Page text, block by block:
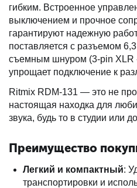
гибким. Встроенное
выключением и прочное
гарантируют надежную
поставляется с разъемом
съемным шнуром (3-pin XLR
упрощает подключение к
Ritmix RDM-131 — это не
настоящая находка для
звука, будь то в студии или
Преимущество
Легкий и компактный:
транспортировки и